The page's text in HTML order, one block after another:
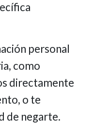
personal
como
directamente
o te
de negarte.